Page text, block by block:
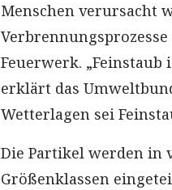
Menschen verursacht
Feuerwerk.
erklärt das
Wetterlagen sei
Die Partikel werden in
Größenklassen